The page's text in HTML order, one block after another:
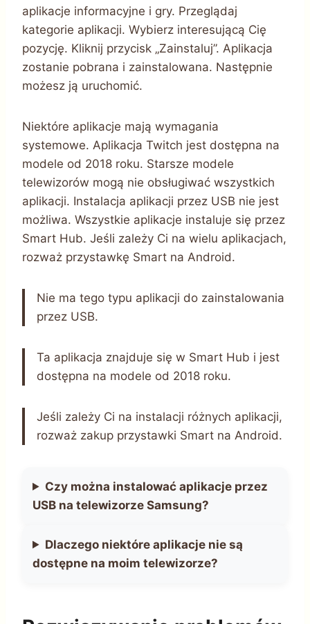
aplikacje informacyjne i gry. Przeglądaj
kategorie aplikacji. Wybierz interesującą Cię
pozycję. Kliknij przycisk „Zainstaluj”. Aplikacja
zostanie pobrana i zainstalowana. Następnie
możesz ją uruchomić.
Niektóre aplikacje mają wymagania
systemowe. Aplikacja Twitch jest dostępna na
modele od 2018 roku. Starsze modele
telewizorów mogą nie obsługiwać wszystkich
aplikacji. Instalacja aplikacji przez USB nie jest
możliwa. Wszystkie aplikacje instaluje się przez
Smart Hub. Jeśli zależy Ci na wielu aplikacjach,
rozważ przystawkę Smart na Android.
Nie ma tego typu aplikacji do zainstalowania
przez USB.
Ta aplikacja znajduje się w Smart Hub i jest
dostępna na modele od 2018 roku.
Jeśli zależy Ci na instalacji różnych aplikacji,
rozważ zakup przystawki Smart na Android.
Czy można instalować aplikacje przez
USB na telewizorze Samsung?
Dlaczego niektóre aplikacje nie są
dostępne na moim telewizorze?